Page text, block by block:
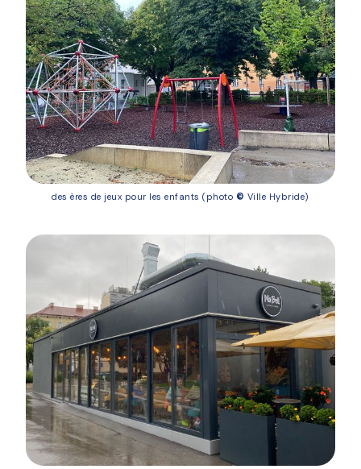
des ères de jeux pour les enfants (photo © Ville Hybride)